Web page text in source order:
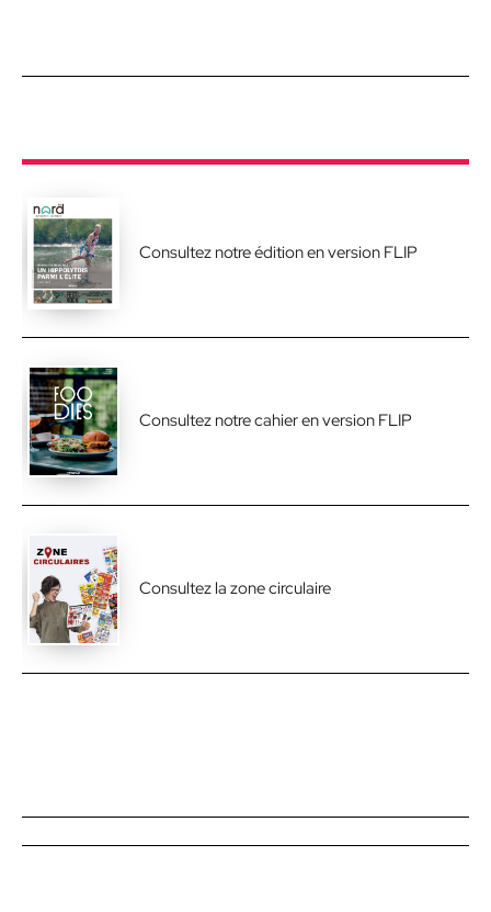
Consultez notre édition en version FLIP
Consultez notre cahier en version FLIP
Consultez la zone circulaire